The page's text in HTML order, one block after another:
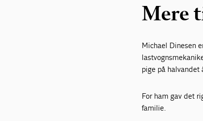
Mere
Michael Dinesen
pige på halvandet
For ham gav det
familie.